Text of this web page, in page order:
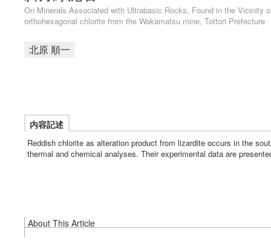
On Minerals Associated with Ultrabasic Rocks, Found in the Vicinity
orthohexagonal chlorite from the Wakamatsu mine, Tottori Prefecture
北原 順一
内容記述
Reddish chlorite as alteration product from lizardite occurs in the
thermal and chemical analyses. Their experimental data are
About This Article